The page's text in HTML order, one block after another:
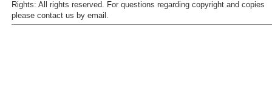
Rights: All rights reserved. For questions regarding copyright and copies
please contact us by email .